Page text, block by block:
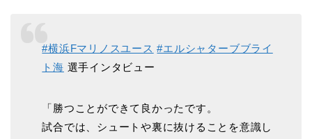
#横浜Fマリノスユース #エルシャターブブライ
ト海 選手インタビュー
「勝つことができて良かったです。
試合では、シュートや裏に抜けることを意識し